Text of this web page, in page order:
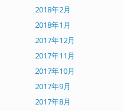
2018年2月
2018年1月
2017年12月
2017年11月
2017年10月
2017年9月
2017年8月